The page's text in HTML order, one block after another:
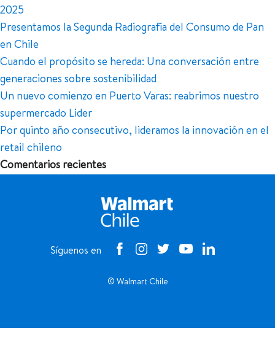
2025
Presentamos la Segunda Radiografía del Consumo de Pan
en Chile
Cuando el propósito se hereda: Una conversación entre
generaciones sobre sostenibilidad
Un nuevo comienzo en Puerto Varas: reabrimos nuestro
supermercado Lider
Por quinto año consecutivo, lideramos la innovación en el
retail chileno
Comentarios recientes
Síguenos en
© Walmart Chile